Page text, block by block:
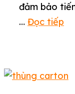
đảm bảo
… Đọc tiếp